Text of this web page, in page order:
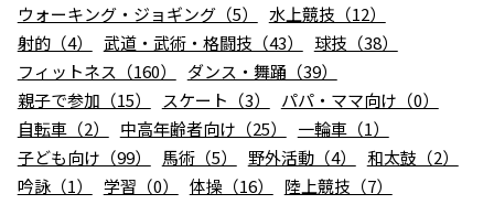
浜松市民スポーツ祭
お知らせ
個人情報の取り扱いに関する基本方針 特定商取引法に基づく表記サイトマップ
浜松スポーツ協会に関する
お問い合わせはこちら
ウォーキング・ジョギング（5）
水上競技（12）
射的（4）
武道・武術・格闘技（43）
球技（38）
フィットネス（160）
ダンス・舞踊（39）
親子で参加（15）
スケート（3）
パパ・ママ向け（0）
自転車（2）
中高年齢者向け（25）
一輪車（1）
子ども向け（99）
馬術（5） 野外活動（4）
和太鼓（2）
吟詠（1）
学習（0） 体操（16） 陸上競技（7）